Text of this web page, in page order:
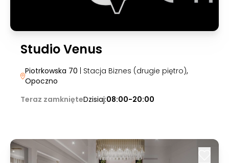
Studio Venus
Piotrkowska 70 | Stacja Biznes (drugie piętro),
Opoczno
Teraz zamknięteDzisiaj:08:00-20:00